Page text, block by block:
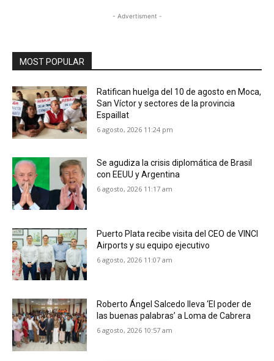
- Advertisment -
MOST POPULAR
Ratifican huelga del 10 de agosto en Moca,
San Víctor y sectores de la provincia
Espaillat
6 agosto, 2026 11:24 pm
Se agudiza la crisis diplomática de Brasil
con EEUU y Argentina
6 agosto, 2026 11:17 am
Puerto Plata recibe visita del CEO de VINCI
Airports y su equipo ejecutivo
6 agosto, 2026 11:07 am
Roberto Ángel Salcedo lleva ‘El poder de
las buenas palabras’ a Loma de Cabrera
6 agosto, 2026 10:57 am